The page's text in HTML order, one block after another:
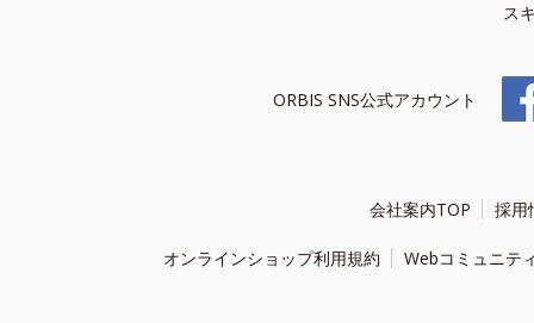
ス
ORBIS SNS公式アカウント
会社案内TOP 採用
オンラインショップ利用規約 Webコミュニテ